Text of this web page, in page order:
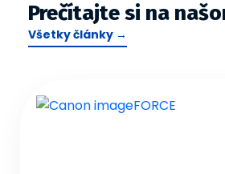
Prečítajte si na
Všetky články →